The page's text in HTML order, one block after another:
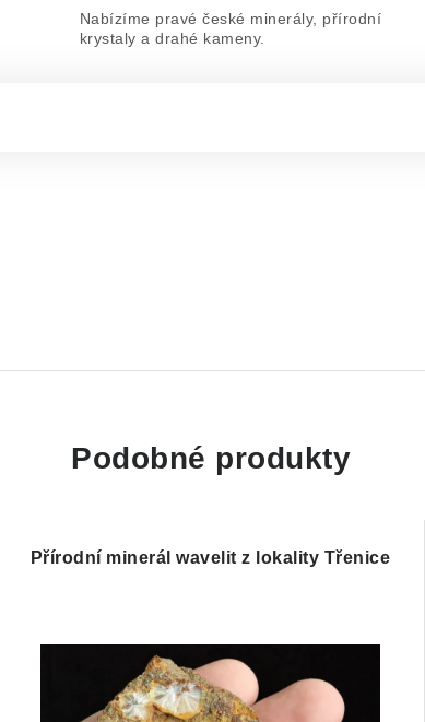
Nabízíme pravé české minerály, přírodní
krystaly a drahé kameny.
Podobné produkty
Přírodní minerál wavelit z lokality Třenice